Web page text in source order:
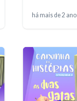
há mais de 2